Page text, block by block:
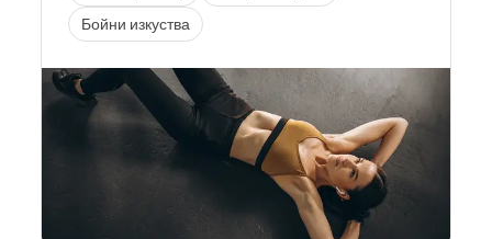
Бойни изкуства